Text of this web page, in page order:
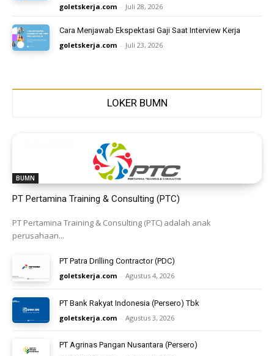
goletskerja.com - Juli 28, 2026
Cara Menjawab Ekspektasi Gaji Saat Interview Kerja
goletskerja.com - Juli 23, 2026
LOKER BUMN
BUMN
PT Pertamina Training & Consulting (PTC)
PT Pertamina Training & Consulting (PTC) adalah anak
perusahaan...
PT Patra Drilling Contractor (PDC)
goletskerja.com - Agustus 4, 2026
PT Bank Rakyat Indonesia (Persero) Tbk
goletskerja.com - Agustus 3, 2026
PT Agrinas Pangan Nusantara (Persero)